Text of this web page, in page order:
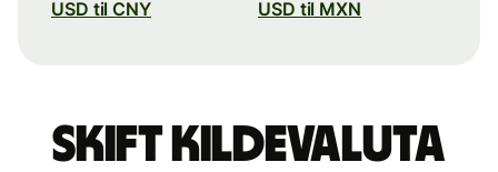
USD til CNY USD til MXN
Skift kildevaluta